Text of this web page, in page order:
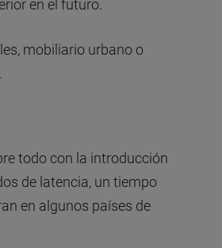
en el futuro.
mobiliario urbano o
todo con la introducción
de latencia, un tiempo
en algunos países de